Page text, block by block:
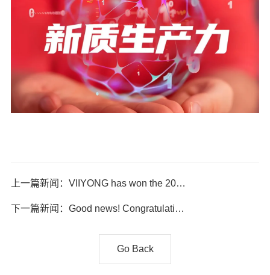
上一篇新闻：VIIYONG has won the 2024 Annual Excellence Award from companies including FiberHome, Transsion, Wingtech, Longcheer, Goertek, SmarterMicro, OnMicro, and Liesheng.
下一篇新闻：Good news! Congratulations to VIIYONG on the list of the Top 500 Manufacturing Enterprises in Guangdong Province in 2024
Go Back